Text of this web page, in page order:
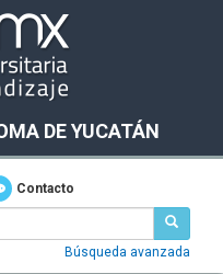
DE YUCATÁN
Contacto
Búsqueda avanzada